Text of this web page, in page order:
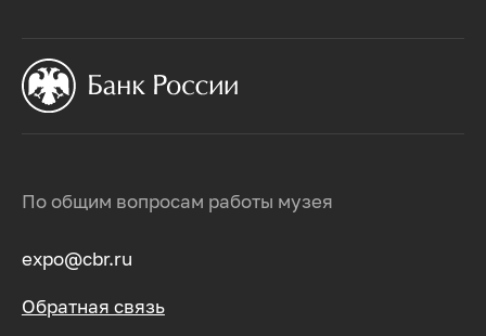
По общим вопросам работы музея
expo@cbr.ru
Обратная связь